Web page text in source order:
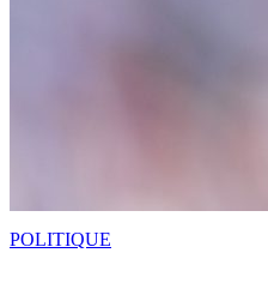
POLITIQUE